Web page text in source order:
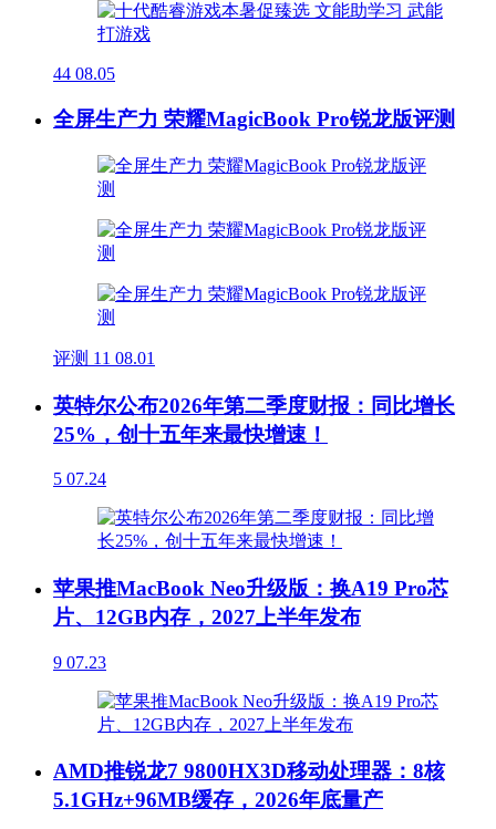
44 08.05
全屏生产力 荣耀MagicBook Pro锐龙版评测
评测 11 08.01
英特尔公布2026年第二季度财报：同比增长
25%，创十五年来最快增速！
5 07.24
苹果推MacBook Neo升级版：换A19 Pro芯
片、12GB内存，2027上半年发布
9 07.23
AMD推锐龙7 9800HX3D移动处理器：8核
5.1GHz+96MB缓存，2026年底量产